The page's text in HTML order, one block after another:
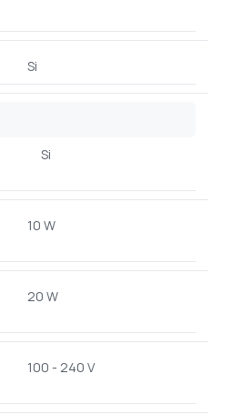
Si
Si
10 W
20 W
100 - 240 V